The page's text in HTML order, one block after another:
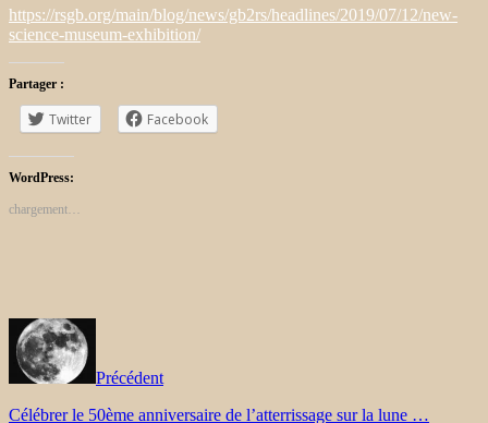
https://rsgb.org/main/blog/news/gb2rs/headlines/2019/07/12/new-
science-museum-exhibition/
Partager :
Twitter Facebook
WordPress:
chargement…
Précédent
Célébrer le 50ème anniversaire de l’atterrissage sur la lune …